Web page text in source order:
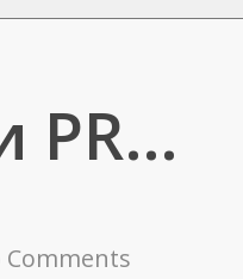
PR…
Comments